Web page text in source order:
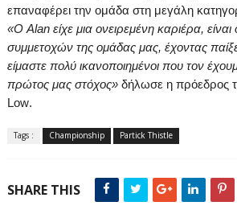
επαναφέρει την ομάδα στη μεγάλη
«O Αlanείχε μια ονειρεμένη καριέρα,
συμμετοχών της ομάδας μας, έχοντας
είμαστε πολύ ικανοποιημένοι που τον
πρώτος μας στόχος» δήλωσε η πρόεδρος
Low.
Tags : Championship Partick Thistle
SHARE THIS